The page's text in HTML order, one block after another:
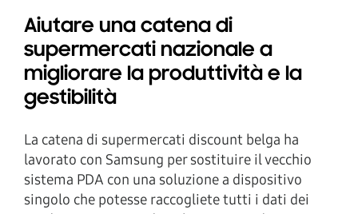
Aiutare una catena di
supermercati nazionale a
migliorare la produttività e la
gestibilità
La catena di supermercati discount belga ha
lavorato con Samsung per sostituire il vecchio
sistema PDA con una soluzione a dispositivo
singolo che potesse raccogliete tutti i dati dei